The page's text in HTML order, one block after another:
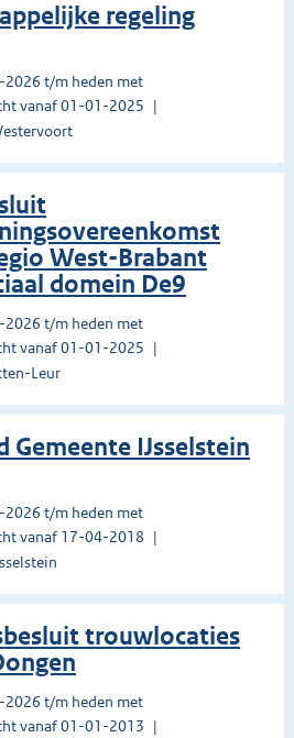
regeling
t/m heden met
vanaf 01-01-2025
West-Brabant
domein De9
t/m heden met
vanaf 01-01-2025
Leur
Gemeente IJsselstein
t/m heden met
vanaf 17-04-2018
trouwlocaties
t/m heden met
vanaf 01-01-2013